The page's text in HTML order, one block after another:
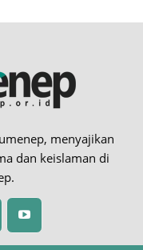
menyajikan
dan keislaman di